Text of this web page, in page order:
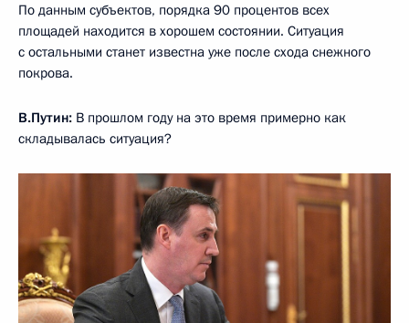
По данным субъектов, порядка 90 процентов всех
площадей находится в хорошем состоянии. Ситуация
с остальными станет известна уже после схода снежного
покрова.
В.Путин: В прошлом году на это время примерно как
складывалась ситуация?